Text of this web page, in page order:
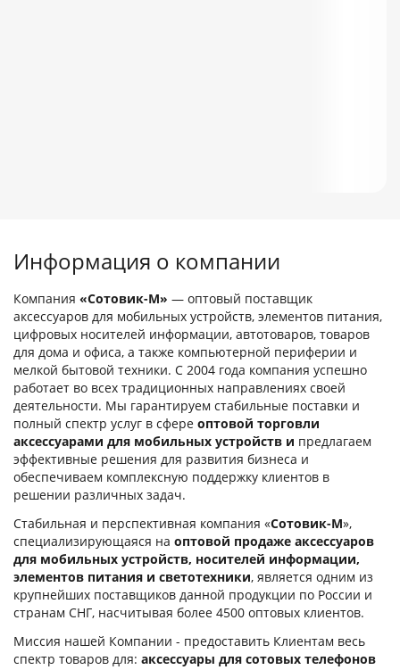
Информация о компании
Компания «Сотовик-М» — оптовый поставщик
аксессуаров для мобильных устройств, элементов питания,
цифровых носителей информации, автотоваров, товаров
для дома и офиса, а также компьютерной периферии и
мелкой бытовой техники. С 2004 года компания успешно
работает во всех традиционных направлениях своей
деятельности. Мы гарантируем стабильные поставки и
полный спектр услуг в сфере оптовой торговли
аксессуарами для мобильных устройств и предлагаем
эффективные решения для развития бизнеса и
обеспечиваем комплексную поддержку клиентов в
решении различных задач.
Стабильная и перспективная компания «Сотовик-М»,
специализирующаяся на оптовой продаже аксессуаров
для мобильных устройств, носителей информации,
элементов питания и светотехники, является одним из
крупнейших поставщиков данной продукции по России и
странам СНГ, насчитывая более 4500 оптовых клиентов.
Миссия нашей Компании - предоставить Клиентам весь
спектр товаров для: аксессуары для сотовых телефонов